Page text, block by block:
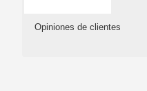
Opiniones de clientes